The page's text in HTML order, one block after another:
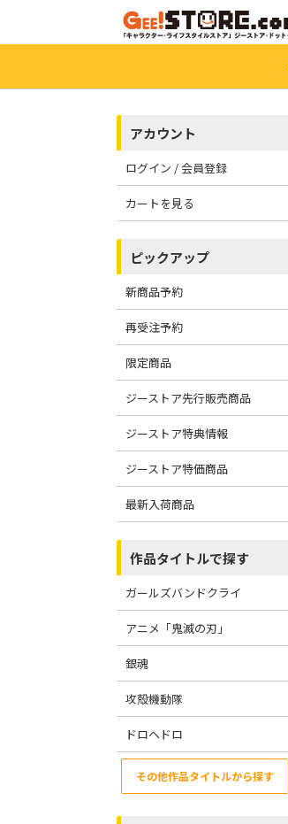
アカウント
ログイン / 会員登録
カートを見る
ピックアップ
新商品予約
再受注予約
限定商品
ジーストア先行販売商品
ジーストア特典情報
ジーストア特価商品
最新入荷商品
作品タイトルで探す
ガールズバンドクライ
アニメ「鬼滅の刃」
銀魂
攻殻機動隊
ドロヘドロ
その他作品タイトルから探す